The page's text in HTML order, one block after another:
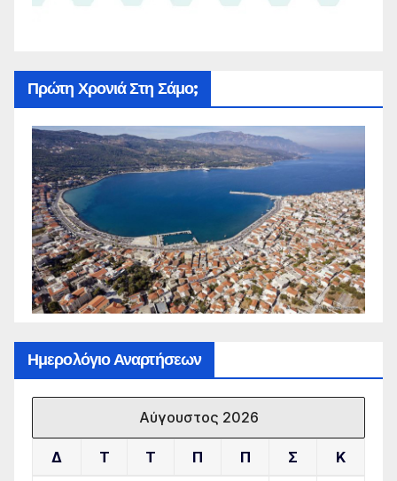
Πρώτη Χρονιά Στη Σάμο;
Ημερολόγιο Αναρτήσεων
Αύγουστος 2026
Δ Τ Τ Π Π Σ Κ